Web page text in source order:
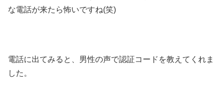
な電話が来たら怖いですね(笑)
電話に出てみると、男性の声で認証コードを教えてくれま
した。